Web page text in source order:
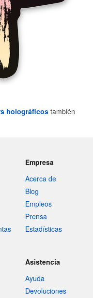
holográficos también
Empresa
Acerca de
Blog
Empleos
Prensa
Estadísticas
Asistencia
Ayuda
Devoluciones